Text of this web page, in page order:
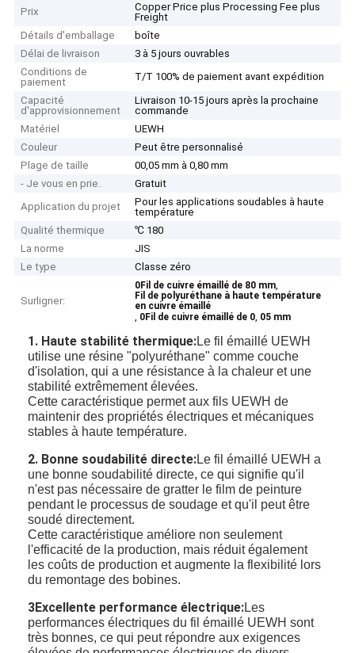
Prix
Copper Price plus Processing Fee plus
Freight
Détails d'emballage
boîte
Délai de livraison
3 à 5 jours ouvrables
Conditions de
paiement
T/T 100% de paiement avant expédition
Capacité
d'approvisionnement
Livraison 10-15 jours après la prochaine
commande
Matériel
UEWH
Couleur
Peut être personnalisé
Plage de taille
00,05 mm à 0,80 mm
- Je vous en prie.
Gratuit
Application du projet
Pour les applications soudables à haute
température
Qualité thermique
℃ 180
La norme
JIS
Le type
Classe zéro
Surligner:
0Fil de cuivre émaillé de 80 mm,
Fil de polyuréthane à haute température
en cuivre émaillé
, 0Fil de cuivre émaillé de 0, 05 mm
1. Haute stabilité thermique:Le fil émaillé UEWH
utilise une résine "polyuréthane" comme couche
d'isolation, qui a une résistance à la chaleur et une
stabilité extrêmement élevées.
Cette caractéristique permet aux fils UEWH de
maintenir des propriétés électriques et mécaniques
stables à haute température.
2. Bonne soudabilité directe:Le fil émaillé UEWH a
une bonne soudabilité directe, ce qui signifie qu'il
n'est pas nécessaire de gratter le film de peinture
pendant le processus de soudage et qu'il peut être
soudé directement.
Cette caractéristique améliore non seulement
l'efficacité de la production, mais réduit également
les coûts de production et augmente la flexibilité lors
du remontage des bobines.
3Excellente performance électrique:Les
performances électriques du fil émaillé UEWH sont
très bonnes, ce qui peut répondre aux exigences